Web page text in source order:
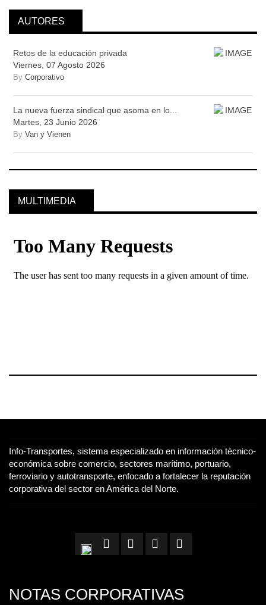
AUTORES
Retos de la educación privada
Viernes, 07 Agosto 2026
By Corporativo
La nueva fuerza sindical que asoma en lo...
Martes, 23 Junio 2026
By Van y Vienen
MULTIMEDIA
Info-Transportes, sistema especializado en información técnico-
económica sobre comercio, sectores marítimo, portuario,
ferroviario y autotransporte, enfocado a fortalecer la reputación
corporativa del sector en América del Norte.
NOTAS CORPORATIVAS